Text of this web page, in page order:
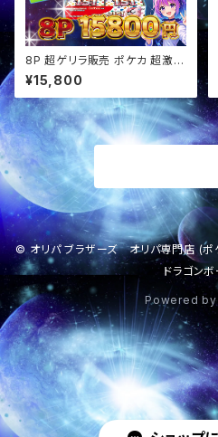
8P 超ゲリラ販売 ポケカ 超激ア
ツ BOX確定 オリパ
¥15,800
© オリパ ブラザーズ オリパ専門店 (ポケ
ドラゴン
Powered by